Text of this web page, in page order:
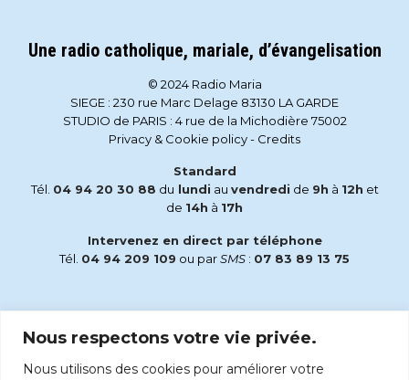
Nous respectons votre vie privée.
Nous utilisons des cookies pour améliorer votre
Une radio catholique, mariale, d’évangelisation
© 2024 Radio Maria
SIEGE : 230 rue Marc Delage 83130 LA GARDE
STUDIO de PARIS : 4 rue de la Michodière 75002
Privacy & Cookie policy- Credits
Standard
Tél. 04 94 20 30 88 du lundi au vendredi de 9h à 12h et
de 14h à 17h
Intervenez en direct par téléphone
Tél. 04 94 209 109 ou parSMS : 07 83 89 13 75
accueil@radiomaria.fr
Écoutez Radio Maria sur :